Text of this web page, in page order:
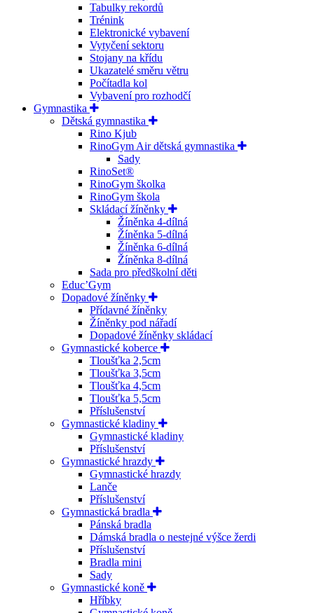
Tabulky rekordů
Trénink
Elektronické vybavení
Vytyčení sektoru
Stojany na křídu
Ukazatelé směru větru
Počítadla kol
Vybavení pro rozhodčí
Gymnastika
Dětská gymnastika
Rino Kjub
RinoGym Air dětská gymnastika
Sady
RinoSet®
RinoGym školka
RinoGym škola
Skládací žíněnky
Žíněnka 4-dílná
Žíněnka 5-dílná
Žíněnka 6-dílná
Žíněnka 8-dílná
Sada pro předškolní děti
Educ’Gym
Dopadové žíněnky
Přídavné žíněnky
Žíněnky pod nářadí
Dopadové žíněnky skládací
Gymnastické koberce
Tloušťka 2,5cm
Tloušťka 3,5cm
Tloušťka 4,5cm
Tloušťka 5,5cm
Příslušenství
Gymnastické kladiny
Gymnastické kladiny
Příslušenství
Gymnastické hrazdy
Gymnastické hrazdy
Lanče
Příslušenství
Gymnastická bradla
Pánská bradla
Dámská bradla o nestejné výšce žerdi
Příslušenství
Bradla mini
Sady
Gymnastické koně
Hříbky